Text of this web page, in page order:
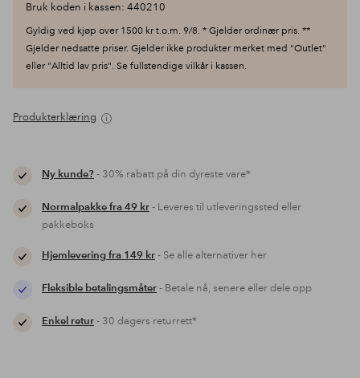
Bruk koden i kassen: 440210
Gyldig ved kjøp over 1500 kr t.o.m. 9/8. * Gjelder ordinær pris. **
Gjelder nedsatte priser. Gjelder ikke produkter merket med "Outlet"
eller "Alltid lav pris". Se fullstendige vilkår i kassen.
Produkterklæring
Ny kunde?- 30% rabatt på din dyreste vare*
Normalpakke fra 49 kr- Leveres til utleveringssted eller
pakkeboks
Hjemlevering fra 149 kr- Se alle alternativer her
Fleksible betalingsmåter- Betale nå, senere eller dele opp
Enkel retur- 30 dagers returrett*